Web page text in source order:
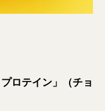
ロテイン」（チョ